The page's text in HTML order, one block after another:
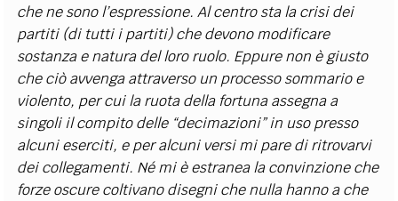
che ne sono l’espressione. Al centro sta la crisi dei
partiti (di tutti i partiti) che devono modificare
sostanza e natura del loro ruolo. Eppure non è giusto
che ciò avvenga attraverso un processo sommario e
violento, per cui la ruota della fortuna assegna a
singoli il compito delle “decimazioni” in uso presso
alcuni eserciti, e per alcuni versi mi pare di ritrovarvi
dei collegamenti. Né mi è estranea la convinzione che
forze oscure coltivano disegni che nulla hanno a che